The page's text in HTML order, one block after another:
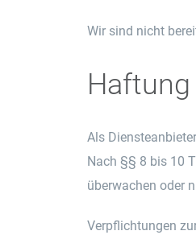
Wir sind nicht
Als
Nach §§ 8 bis 10
überwachen oder
Verpflichtungen